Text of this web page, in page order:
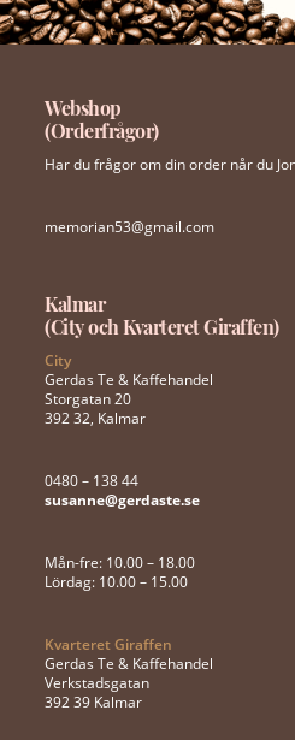
Webshop
(Orderfrågor)
Har du frågor om din order når du
memorian53@gmail.com
Kalmar
(City och Kvarteret Giraffen)
City
Gerdas Te & Kaffehandel
Storgatan 20
392 32, Kalmar
0480 – 138 44
susanne@gerdaste.se
Mån-fre: 10.00 – 18.00
Lördag: 10.00 – 15.00
Kvarteret Giraffen
Gerdas Te & Kaffehandel
Verkstadsgatan
392 39 Kalmar